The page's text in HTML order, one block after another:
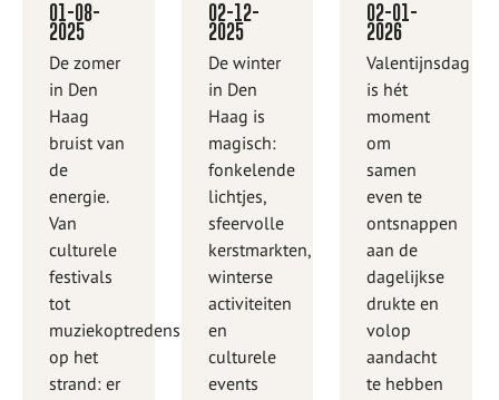
01-08-
2025
De zomer
in Den
Haag
bruist van
de
energie.
Van
culturele
festivals
tot
muziekoptredens
op het
strand: er
02-12-
2025
De winter
in Den
Haag is
magisch:
fonkelende
lichtjes,
sfeervolle
kerstmarkten,
winterse
activiteiten
en
culturele
events
02-01-
2026
Valentijnsdag
is hét
moment
om
samen
even te
ontsnappen
aan de
dagelijkse
drukte en
volop
aandacht
te hebben